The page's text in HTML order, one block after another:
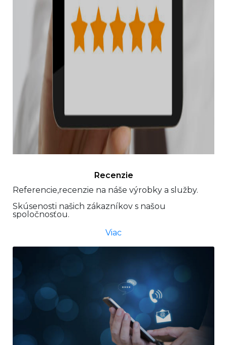
Recenzie
Referencie,recenzie na náše výrobky a služby.
Skúsenosti našich zákazníkov s našou
spoločnosťou.
Viac